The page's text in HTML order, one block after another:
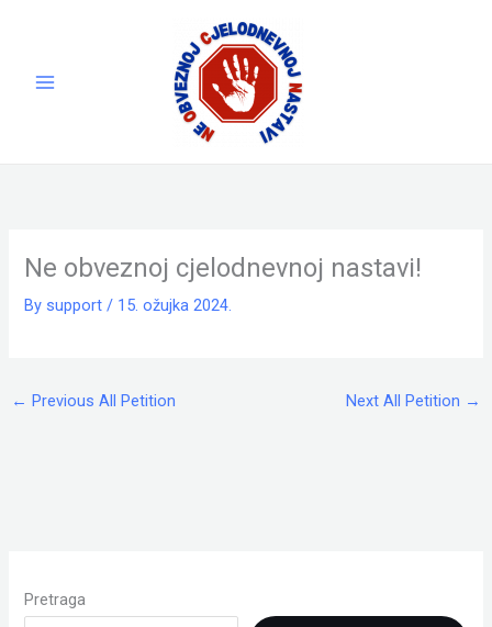
Ne obveznoj cjelodnevnoj nastavi!
By support/ 15. ožujka 2024.
← Previous All Petition Next All Petition →
Pretraga